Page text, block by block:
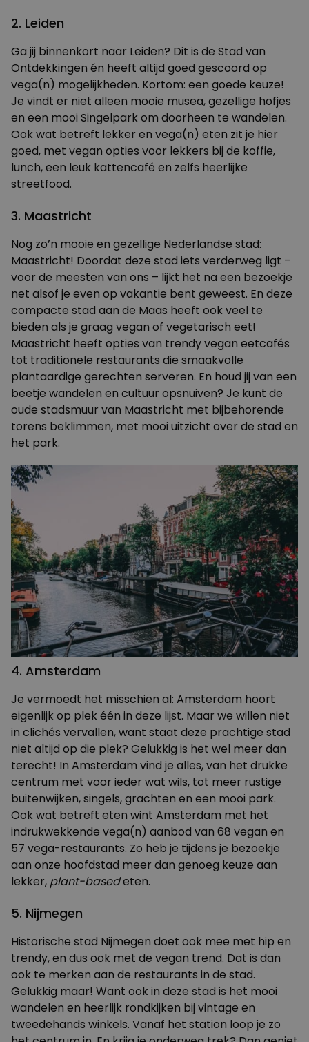
2. Leiden
Ga jij binnenkort naar Leiden? Dit is de Stad van
Ontdekkingen én heeft altijd goed gescoord op
vega(n) mogelijkheden. Kortom: een goede keuze!
Je vindt er niet alleen mooie musea, gezellige hofjes
en een mooi Singelpark om doorheen te wandelen.
Ook wat betreft lekker en vega(n) eten zit je hier
goed, met vegan opties voor lekkers bij de koffie,
lunch, een leuk kattencafé en zelfs heerlijke
streetfood.
3. Maastricht
Nog zo’n mooie en gezellige Nederlandse stad:
Maastricht! Doordat deze stad iets verderweg ligt –
voor de meesten van ons – lijkt het na een bezoekje
net alsof je even op vakantie bent geweest. En deze
compacte stad aan de Maas heeft ook veel te
bieden als je graag vegan of vegetarisch eet!
Maastricht heeft opties van trendy vegan eetcafés
tot traditionele restaurants die smaakvolle
plantaardige gerechten serveren. En houd jij van een
beetje wandelen en cultuur opsnuiven? Je kunt de
oude stadsmuur van Maastricht met bijbehorende
torens beklimmen, met mooi uitzicht over de stad en
het park.
4. Amsterdam
Je vermoedt het misschien al: Amsterdam hoort
eigenlijk op plek één in deze lijst. Maar we willen niet
in clichés vervallen, want staat deze prachtige stad
niet altijd op die plek? Gelukkig is het wel meer dan
terecht! In Amsterdam vind je alles, van het drukke
centrum met voor ieder wat wils, tot meer rustige
buitenwijken, singels, grachten en een mooi park.
Ook wat betreft eten wint Amsterdam met het
indrukwekkende vega(n) aanbod van 68 vegan en
57 vega-restaurants. Zo heb je tijdens je bezoekje
aan onze hoofdstad meer dan genoeg keuze aan
lekker, plant-basedeten.
5. Nijmegen
Historische stad Nijmegen doet ook mee met hip en
trendy, en dus ook met de vegan trend. Dat is dan
ook te merken aan de restaurants in de stad.
Gelukkig maar! Want ook in deze stad is het mooi
wandelen en heerlijk rondkijken bij vintage en
tweedehands winkels. Vanaf het station loop je zo